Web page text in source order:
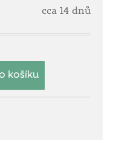
cca 14 dnů